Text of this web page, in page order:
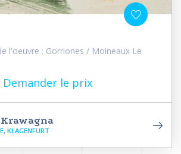
l'oeuvre : Gorriones / Moineaux Le
Demander le prix
KLAGENFURT